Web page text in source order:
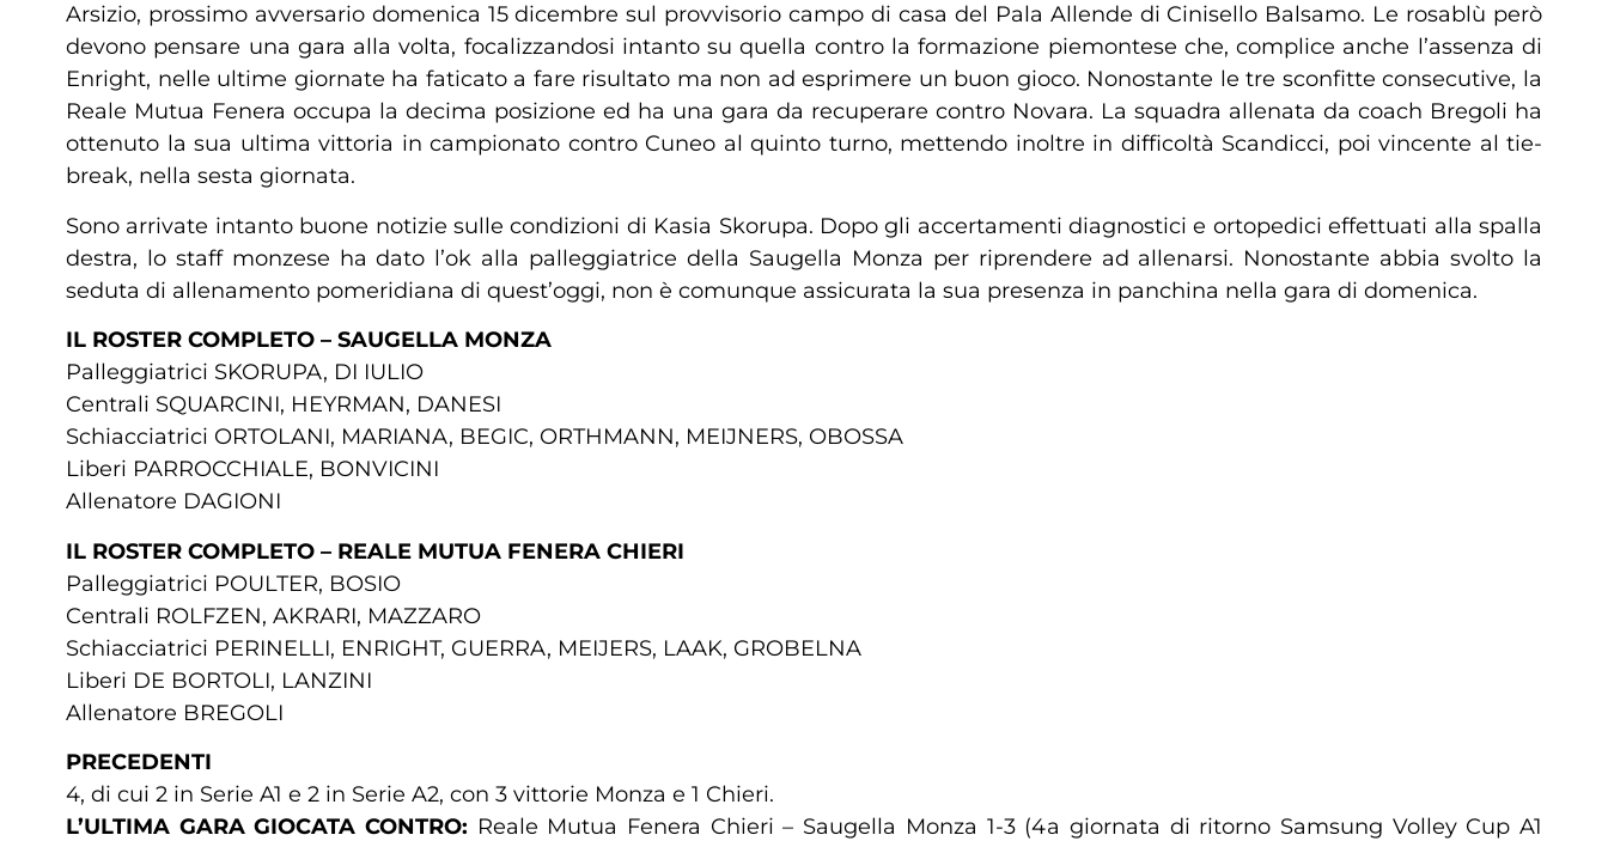
Arsizio, prossimo avversario domenica 15 dicembre sul provvisorio campo di casa del Pala Allende di Cinisello Balsamo. Le rosablù però
devono pensare una gara alla volta, focalizzandosi intanto su quella contro la formazione piemontese che, complice anche l’assenza di
Enright, nelle ultime giornate ha faticato a fare risultato ma non ad esprimere un buon gioco. Nonostante le tre sconfitte consecutive, la
Reale Mutua Fenera occupa la decima posizione ed ha una gara da recuperare contro Novara. La squadra allenata da coach Bregoli ha
ottenuto la sua ultima vittoria in campionato contro Cuneo al quinto turno, mettendo inoltre in difficoltà Scandicci, poi vincente al tie-
break, nella sesta giornata.
Sono arrivate intanto buone notizie sulle condizioni di Kasia Skorupa. Dopo gli accertamenti diagnostici e ortopedici effettuati alla spalla
destra, lo staff monzese ha dato l’ok alla palleggiatrice della Saugella Monza per riprendere ad allenarsi. Nonostante abbia svolto la
seduta di allenamento pomeridiana di quest’oggi, non è comunque assicurata la sua presenza in panchina nella gara di domenica.
IL ROSTER COMPLETO – SAUGELLA MONZA
Palleggiatrici SKORUPA, DI IULIO
Centrali SQUARCINI, HEYRMAN, DANESI
Schiacciatrici ORTOLANI, MARIANA, BEGIC, ORTHMANN, MEIJNERS, OBOSSA
Liberi PARROCCHIALE, BONVICINI
Allenatore DAGIONI
IL ROSTER COMPLETO – REALE MUTUA FENERA CHIERI
Palleggiatrici POULTER, BOSIO
Centrali ROLFZEN, AKRARI, MAZZARO
Schiacciatrici PERINELLI, ENRIGHT, GUERRA, MEIJERS, LAAK, GROBELNA
Liberi DE BORTOLI, LANZINI
Allenatore BREGOLI
PRECEDENTI
4, di cui 2 in Serie A1 e 2 in Serie A2, con 3 vittorie Monza e 1 Chieri.
L’ULTIMA GARA GIOCATA CONTRO: Reale Mutua Fenera Chieri – Saugella Monza 1-3 (4a giornata di ritorno Samsung Volley Cup A1